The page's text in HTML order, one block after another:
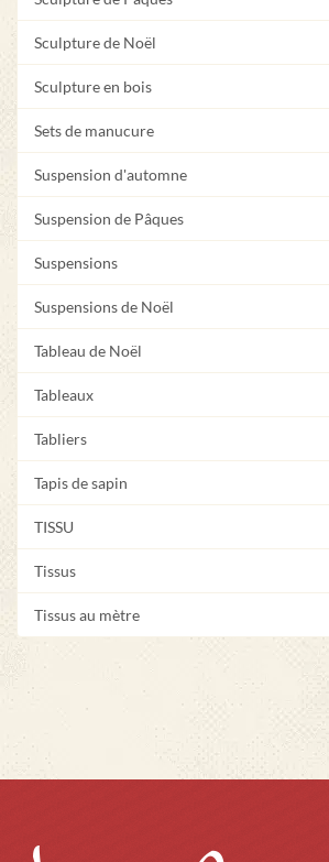
Sculpture de Noël
Sculpture en bois
Sets de manucure
Suspension d'automne
Suspension de Pâques
Suspensions
Suspensions de Noël
Tableau de Noël
Tableaux
Tabliers
Tapis de sapin
TISSU
Tissus
Tissus au mètre